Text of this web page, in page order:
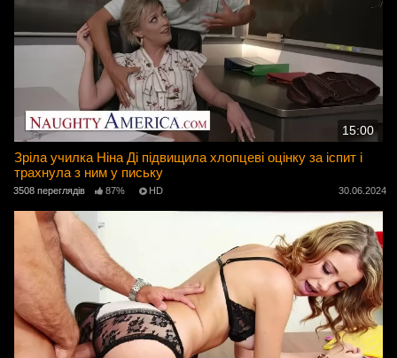
15:00
Зріла училка Ніна Ді підвищила хлопцеві оцінку за іспит і
трахнула з ним у письку
3508 переглядів 87% HD 30.06.2024